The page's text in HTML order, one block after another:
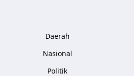
Daerah
Nasional
Politik